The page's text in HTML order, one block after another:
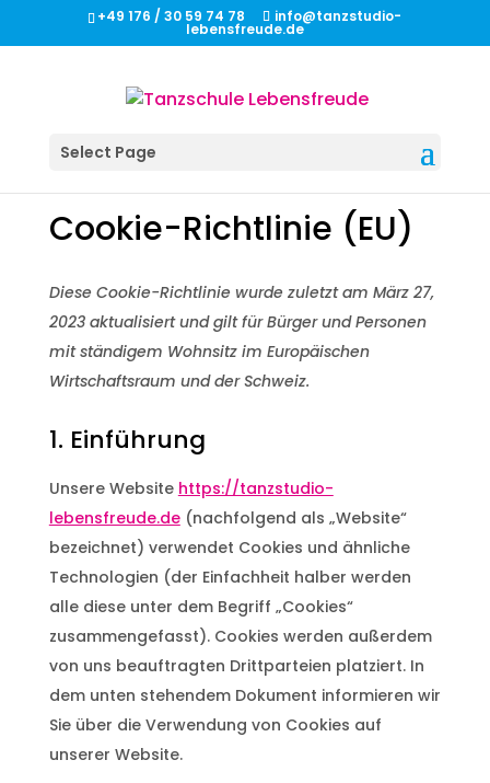
+49 176 / 30 59 74 78 info@tanzstudio-
lebensfreude.de
Select Page
Cookie-Richtlinie (EU)
Diese Cookie-Richtlinie wurde zuletzt am März 27,
2023 aktualisiert und gilt für Bürger und Personen
mit ständigem Wohnsitz im Europäischen
Wirtschaftsraum und der Schweiz.
1. Einführung
Unsere Website https://tanzstudio-
lebensfreude.de(nachfolgend als „Website“
bezeichnet) verwendet Cookies und ähnliche
Technologien (der Einfachheit halber werden
alle diese unter dem Begriff „Cookies“
zusammengefasst). Cookies werden außerdem
von uns beauftragten Drittparteien platziert. In
dem unten stehendem Dokument informieren wir
Sie über die Verwendung von Cookies auf
unserer Website.